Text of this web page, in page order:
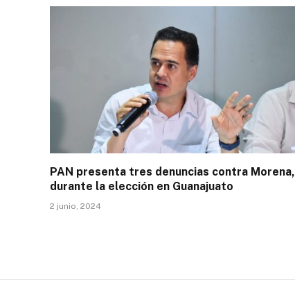
PAN presenta tres denuncias contra Morena,
durante la elección en Guanajuato
2 junio, 2024